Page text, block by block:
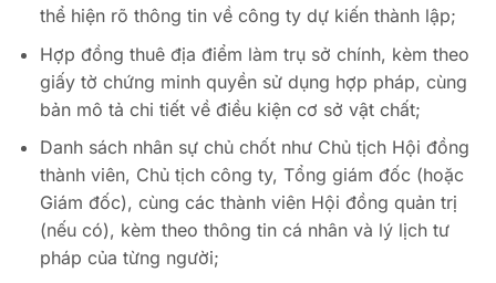
thể hiện rõ thông tin về công ty dự kiến thành lập;
Hợp đồng thuê địa điểm làm trụ sở chính, kèm theo
giấy tờ chứng minh quyền sử dụng hợp pháp, cùng
bản mô tả chi tiết về điều kiện cơ sở vật chất;
Danh sách nhân sự chủ chốt như Chủ tịch Hội đồng
thành viên, Chủ tịch công ty, Tổng giám đốc (hoặc
Giám đốc), cùng các thành viên Hội đồng quản trị
(nếu có), kèm theo thông tin cá nhân và lý lịch tư
pháp của từng người;